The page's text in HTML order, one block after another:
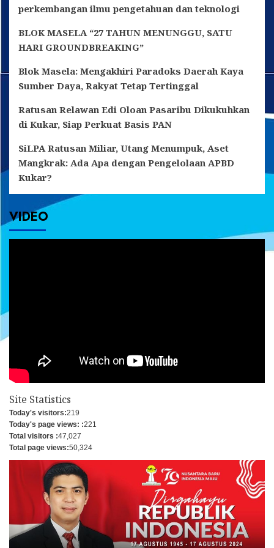
perkembangan ilmu pengetahuan dan teknologi
BLOK MASELA “27 TAHUN MENUNGGU, SATU
HARI GROUNDBREAKING”
Blok Masela: Mengakhiri Paradoks Daerah Kaya
Sumber Daya, Rakyat Tetap Tertinggal
Ratusan Relawan Edi Oloan Pasaribu Dikukuhkan
di Kukar, Siap Perkuat Basis PAN
SiLPA Ratusan Miliar, Utang Menumpuk, Aset
Mangkrak: Ada Apa dengan Pengelolaan APBD
Kukar?
VIDEO
Site Statistics
Today's visitors:219
Today's page views: :221
Total visitors :47,027
Total page views:50,324